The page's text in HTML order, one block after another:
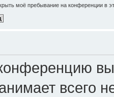
моё пребывание на конференции в
всего